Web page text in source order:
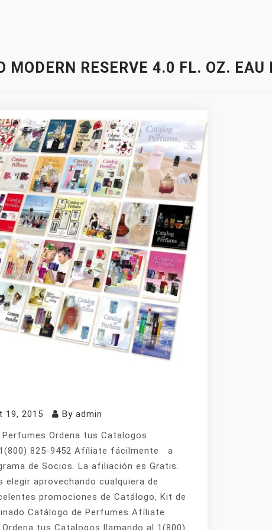
MODERN RESERVE 4.0 FL. OZ.
19, 2015 By admin
Perfumes Ordena tus Catalogos
1(800) 825-9452 Afíliate fácilmente a
de Socios. La afiliación es Gratis.
elegir aprovechando cualquiera de
promociones de Catálogo, Kit de
Catálogo de Perfumes Afíliate
tus Catalogos llamando al 1(800)